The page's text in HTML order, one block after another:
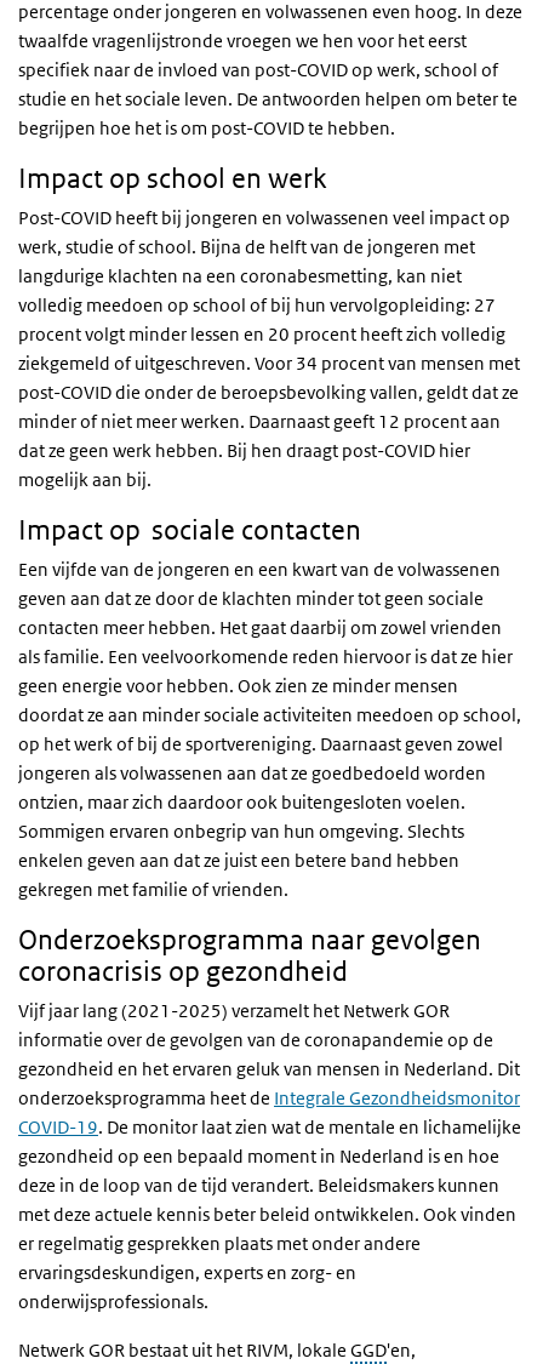
percentage onder jongeren en volwassenen even hoog. In deze
twaalfde vragenlijstronde vroegen we hen voor het eerst
specifiek naar de invloed van post-COVID op werk, school of
studie en het sociale leven. De antwoorden helpen om beter te
begrijpen hoe het is om post-COVID te hebben.
Impact op school en werk
Post-COVID heeft bij jongeren en volwassenen veel impact op
werk, studie of school. Bijna de helft van de jongeren met
langdurige klachten na een coronabesmetting, kan niet
volledig meedoen op school of bij hun vervolgopleiding: 27
procent volgt minder lessen en 20 procent heeft zich volledig
ziekgemeld of uitgeschreven. Voor 34 procent van mensen met
post-COVID die onder de beroepsbevolking vallen, geldt dat ze
minder of niet meer werken. Daarnaast geeft 12 procent aan
dat ze geen werk hebben. Bij hen draagt post-COVID hier
mogelijk aan bij.
Impact op sociale contacten
Een vijfde van de jongeren en een kwart van de volwassenen
geven aan dat ze door de klachten minder tot geen sociale
contacten meer hebben. Het gaat daarbij om zowel vrienden
als familie. Een veelvoorkomende reden hiervoor is dat ze hier
geen energie voor hebben. Ook zien ze minder mensen
doordat ze aan minder sociale activiteiten meedoen op school,
op het werk of bij de sportvereniging. Daarnaast geven zowel
jongeren als volwassenen aan dat ze goedbedoeld worden
ontzien, maar zich daardoor ook buitengesloten voelen.
Sommigen ervaren onbegrip van hun omgeving. Slechts
enkelen geven aan dat ze juist een betere band hebben
gekregen met familie of vrienden.
Onderzoeksprogramma naar gevolgen
coronacrisis op gezondheid
Vijf jaar lang (2021-2025) verzamelt het Netwerk GOR
informatie over de gevolgen van de coronapandemie op de
gezondheid en het ervaren geluk van mensen in Nederland. Dit
onderzoeksprogramma heet de Integrale Gezondheidsmonitor
COVID-19. De monitor laat zien wat de mentale en lichamelijke
gezondheid op een bepaald moment in Nederland is en hoe
deze in de loop van de tijd verandert. Beleidsmakers kunnen
met deze actuele kennis beter beleid ontwikkelen. Ook vinden
er regelmatig gesprekken plaats met onder andere
ervaringsdeskundigen, experts en zorg- en
onderwijsprofessionals.
Netwerk GOR bestaat uit het RIVM, lokale GGD'en,